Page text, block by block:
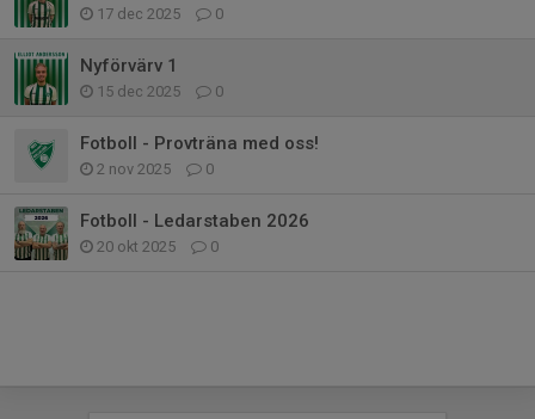
17 dec 2025 0
Nyförvärv 1
15 dec 2025 0
Fotboll - Provträna med oss!
2 nov 2025 0
Fotboll - Ledarstaben 2026
20 okt 2025 0